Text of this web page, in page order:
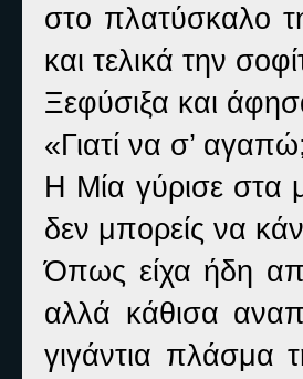
στο πλατύσκαλο
και τελικά την
Ξεφύσιξα και
«Γιατί να σ’
Η Μία γύρισε στα
δεν μπορείς να
Όπως είχα ήδη
αλλά κάθισα
γιγάντια πλάσμα